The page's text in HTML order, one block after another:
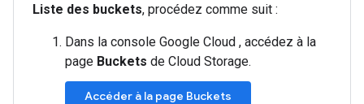
Liste des buckets, procédez comme suit :
Dans la console Google Cloud , accédez à la
page Buckets de Cloud Storage.
Accéder à la page Buckets